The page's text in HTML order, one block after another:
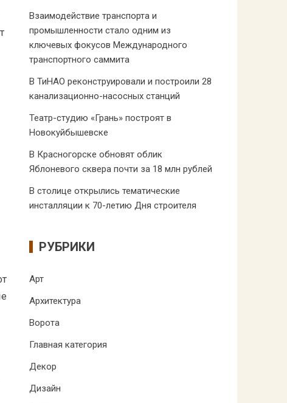
Взаимодействие транспорта и
промышленности стало одним из
ключевых фокусов Международного
транспортного саммита
В ТиНАО реконструировали и построили 28
канализационно-насосных станций
Театр-студию «Грань» построят в
Новокуйбышевске
В Красногорске обновят облик
Яблоневого сквера почти за 18 млн рублей
В столице открылись тематические
инсталляции к 70-летию Дня строителя
РУБРИКИ
Арт
Архитектура
Ворота
Главная категория
Декор
Дизайн